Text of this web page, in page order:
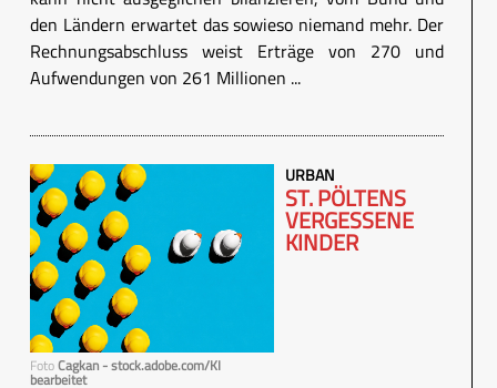
den Ländern erwartet das sowieso niemand mehr. Der
Rechnungsabschluss weist Erträge von 270 und
Aufwendungen von 261 Millionen ...
FotoCagkan - stock.adobe.com/KI
bearbeitet
URBAN
ST. PÖLTENS
VERGESSENE
KINDER